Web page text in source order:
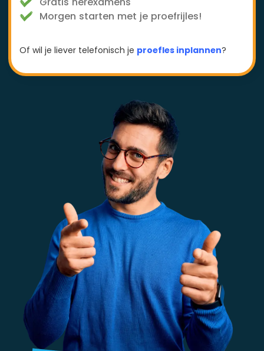
Morgen starten met je proefrijles!
Of wil je liever telefonisch je proefles inplannen?